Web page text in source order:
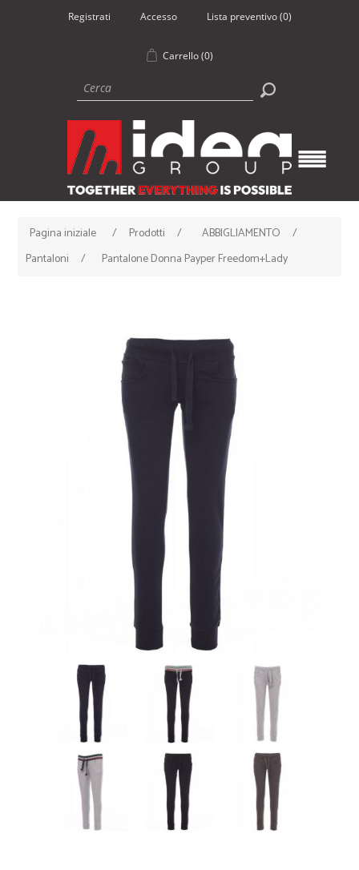
Registrati Accesso Lista preventivo (0)
Carrello (0)
Pagina iniziale / Prodotti / ABBIGLIAMENTO
/
Pantaloni
/ Pantalone Donna Payper Freedom+Lady